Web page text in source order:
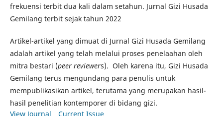
frekuensi terbit dua kali dalam setahun. Jurnal Gizi Husada
Gemilang terbit sejak tahun 2022
Artikel-artikel yang dimuat di Jurnal Gizi Husada Gemilang
adalah artikel yang telah melalui proses penelaahan oleh
mitra bestari (peer reviewers). Oleh karena itu, Gizi Husada
Gemilang terus mengundang para penulis untuk
mempublikasikan artikel, terutama yang merupakan hasil-
hasil penelitian kontemporer di bidang gizi.
View Journal
Current Issue